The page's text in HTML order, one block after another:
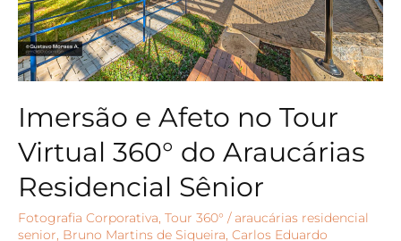
Imersão e Afeto no Tour
Virtual 360° do Araucárias
Residencial Sênior
Fotografia Corporativa Tour 360° / araucárias residencial
senior Bruno Martins de Siqueira Carlos Eduardo